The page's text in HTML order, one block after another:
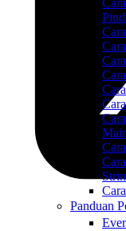
Panduan